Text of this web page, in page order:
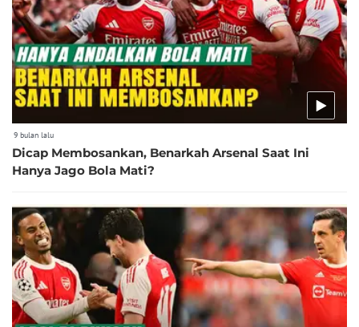
9 bulan lalu
Dicap Membosankan, Benarkah Arsenal Saat Ini
Hanya Jago Bola Mati?